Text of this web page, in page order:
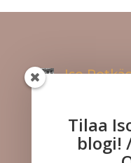
Iso
Tilaa
blogi!